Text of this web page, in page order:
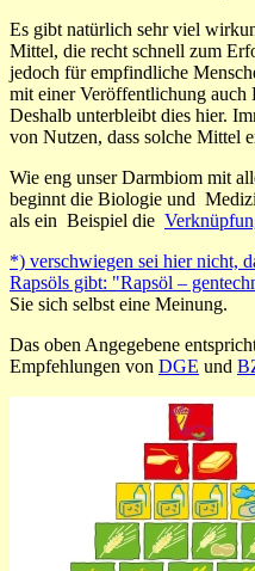
Es gibt natürlich sehr viel
Mittel, die recht schnell zum
jedoch für empfindliche
mit einer Veröffentlichung
Deshalb unterbleibt dies hier.
von Nutzen, dass solche Mittel
Wie eng unser Darmbiom mit
beginnt die Biologie und
als ein Beispiel die
*) verschwiegen sei hier nicht,
Rapsöls gibt: "Rapsöl –
Sie sich selbst eine Meinung.
Das oben Angegebene
Empfehlungen von DGE und